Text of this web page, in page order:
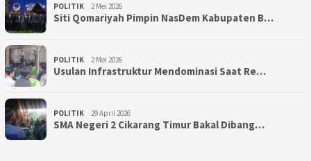
POLITIK 2 Mei 2026
Siti Qomariyah Pimpin NasDem Kabupaten B…
POLITIK 2 Mei 2026
Usulan Infrastruktur Mendominasi Saat Re…
POLITIK 29 April 2026
SMA Negeri 2 Cikarang Timur Bakal Dibang…